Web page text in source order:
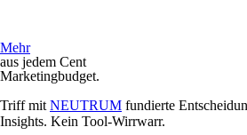
Mehr
aus jedem Cent
Marketingbudget.
Triff mit NEUTRUM fundierte
Insights. Kein Tool-Wirrwarr.